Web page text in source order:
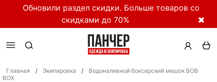
Обновили раздел скидки. Больше товаров со
скидками до 70%
✖
Главная / Экипировка /
Водоналивной боксерский мешок BOB
BOX